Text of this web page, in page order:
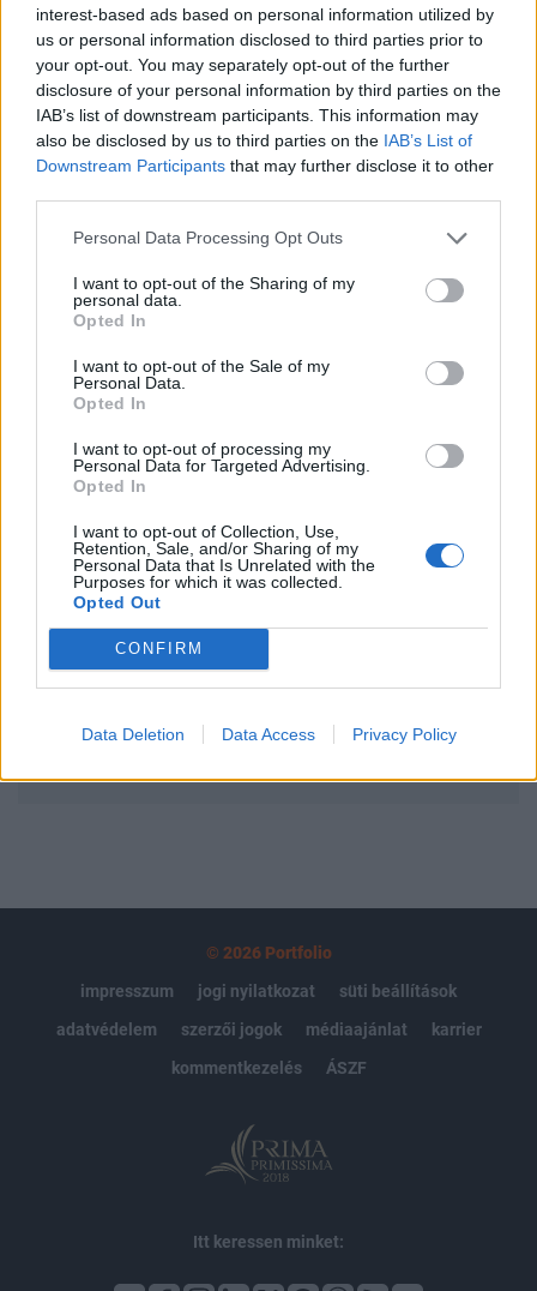
interest-based ads based on personal information utilized by
us or personal information disclosed to third parties prior to
your opt-out. You may separately opt-out of the further
disclosure of your personal information by third parties on the
IAB’s list of downstream participants. This information may
also be disclosed by us to third parties on the IAB’s List of
Downstream Participants that may further disclose it to other
Personal Data Processing Opt Outs
I want to opt-out of the Sharing of my
personal data.
Opted In
I want to opt-out of the Sale of my
Personal Data.
Opted In
I want to opt-out of processing my
Personal Data for Targeted Advertising.
Opted In
I want to opt-out of Collection, Use,
Retention, Sale, and/or Sharing of my
Personal Data that Is Unrelated with the
Purposes for which it was collected.
Opted Out
CONFIRM
Data Deletion Data Access Privacy Policy
importtól való függőség sebezhetőbbé teszi
Kínával szemben.
Sustainable World 2026Szeptember 8-án jön az év egyik
legjelentősebb üzleti fenntarthatósági találkozója, a
Portfolio Sustainable World 2026. A szektorsemleges
foglalkozik, de emellett helyszíne a Green Awards
díjátadónak is. Részletek a linken.Információ és
jelentkezésSzombaton...
KEDVES OLVASÓNK!
tartozik, melynek olvasása előfizetéses
regisztrációhoz kötött.
Az előfizetés a következőket tartalmazza:
Portfolio.hu teljes cikkarchívum
Kötéslisták: BÉT elmúlt 2 év napon belüli
kötéslistái
© 2026 Portfolio
impresszum
jogi nyilatkozat
süti beállítások
adatvédelem
szerzői jogok médiaajánlat
karrier
kommentkezelés
ÁSZF
Itt keressen minket: